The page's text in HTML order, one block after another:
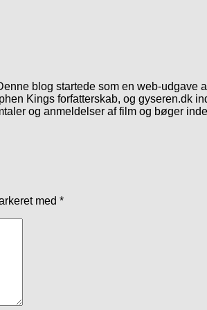
blog startede som en web-
Kings forfatterskab, og gyseren.dk
og anmeldelser af film og bøger
med *